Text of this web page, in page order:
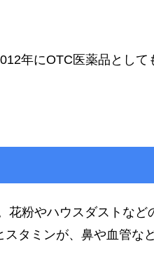
年にOTC医薬品として
花粉やハウスダストなど
タミンが、鼻や血管な